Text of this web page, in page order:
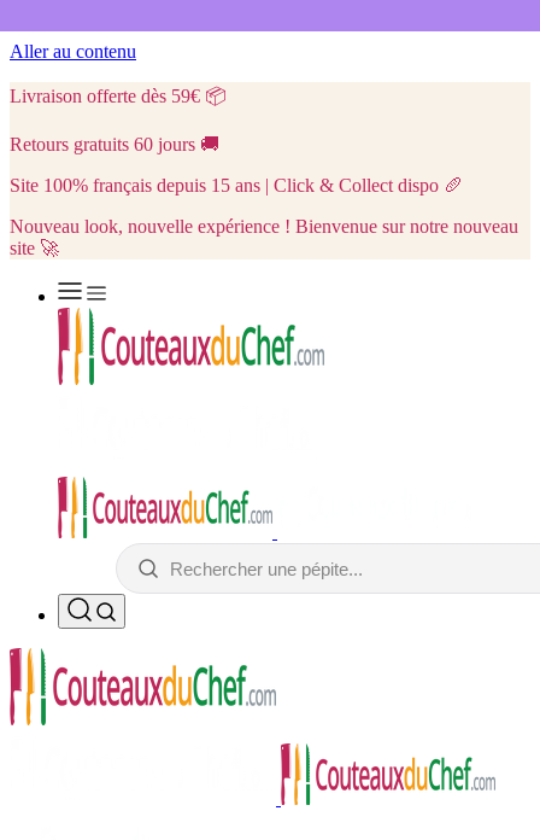
Aller au contenu
Livraison offerte dès 59€ 📦
Retours gratuits 60 jours 🚚
Site 100% français depuis 15 ans | Click & Collect dispo 🥖
Nouveau look, nouvelle expérience ! Bienvenue sur notre nouveau
site 🚀